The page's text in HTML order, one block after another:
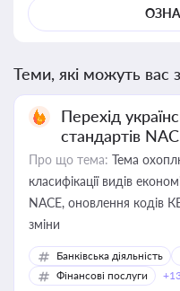
Теми, які можуть вас
Перехід
стандартів
Про що тема: Тема
класифікації видів
NACE, оновлення кодів
зміни
Банківська діяльність
Фінансові послуги